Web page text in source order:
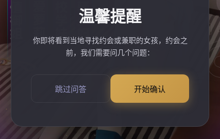
温馨提醒
你即将看到当地寻找约会或兼职的女孩，约会之
前，我们需要问几个问题：
跳过问答 开始确认